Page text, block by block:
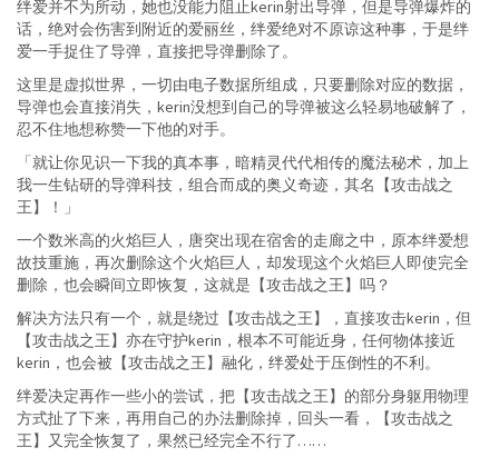
绊爱并不为所动，她也没能力阻止kerin射出导弹，但是导弹爆炸的
话，绝对会伤害到附近的爱丽丝，绊爱绝对不原谅这种事，于是绊
爱一手捉住了导弹，直接把导弹删除了。
这里是虚拟世界，一切由电子数据所组成，只要删除对应的数据，
导弹也会直接消失，kerin没想到自己的导弹被这么轻易地破解了，
忍不住地想称赞一下他的对手。
「就让你见识一下我的真本事，暗精灵代代相传的魔法秘术，加上
我一生钻研的导弹科技，组合而成的奥义奇迹，其名【攻击战之
王】！」
一个数米高的火焰巨人，唐突出现在宿舍的走廊之中，原本绊爱想
故技重施，再次删除这个火焰巨人，却发现这个火焰巨人即使完全
删除，也会瞬间立即恢复，这就是【攻击战之王】吗？
解决方法只有一个，就是绕过【攻击战之王】，直接攻击kerin，但
【攻击战之王】亦在守护kerin，根本不可能近身，任何物体接近
kerin，也会被【攻击战之王】融化，绊爱处于压倒性的不利。
绊爱决定再作一些小的尝试，把【攻击战之王】的部分身躯用物理
方式扯了下来，再用自己的办法删除掉，回头一看，【攻击战之
王】又完全恢复了，果然已经完全不行了……